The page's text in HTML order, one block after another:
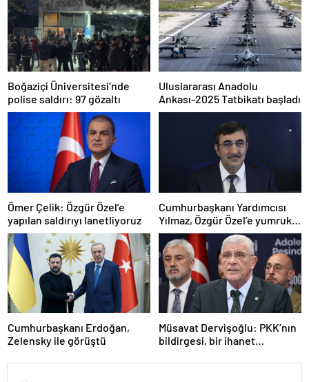
Boğaziçi Üniversitesi’nde
polise saldırı: 97 gözaltı
Uluslararası Anadolu
Ankası-2025 Tatbikatı başladı
Ömer Çelik: Özgür Özel’e
yapılan saldırıyı lanetliyoruz
Cumhurbaşkanı Yardımcısı
Yılmaz, Özgür Özel’e yumruklu
saldırıyı kınadı
Cumhurbaşkanı Erdoğan,
Zelensky ile görüştü
Müsavat Dervişoğlu: PKK’nın
bildirgesi, bir ihanet